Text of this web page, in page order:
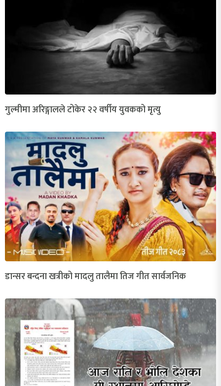
गुल्मीमा अरिङ्गालले टोकेर २२ वर्षीय युवकको मृत्यु
डान्सर बन्दना खत्रीको मादलु तालैमा तिज गीत सार्वजनिक